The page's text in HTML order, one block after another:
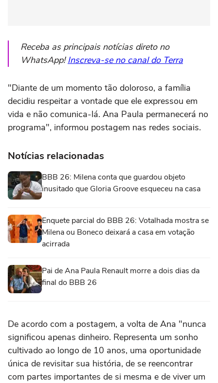
Receba as principais notícias direto no
WhatsApp!Inscreva-se no canal do Terra
"Diante de um momento tão doloroso, a família
decidiu respeitar a vontade que ele expressou em
vida e não comunica-lá. Ana Paula permanecerá no
programa", informou postagem nas redes sociais.
Notícias relacionadas
BBB 26: Milena conta que guardou objeto
inusitado que Gloria Groove esqueceu na casa
Enquete parcial do BBB 26: Votalhada mostra se
Milena ou Boneco deixará a casa em votação
acirrada
Pai de Ana Paula Renault morre a dois dias da
final do BBB 26
De acordo com a postagem, a volta de Ana "nunca
significou apenas dinheiro. Representa um sonho
cultivado ao longo de 10 anos, uma oportunidade
única de revisitar sua história, de se reencontrar
com partes importantes de si mesma e de viver um